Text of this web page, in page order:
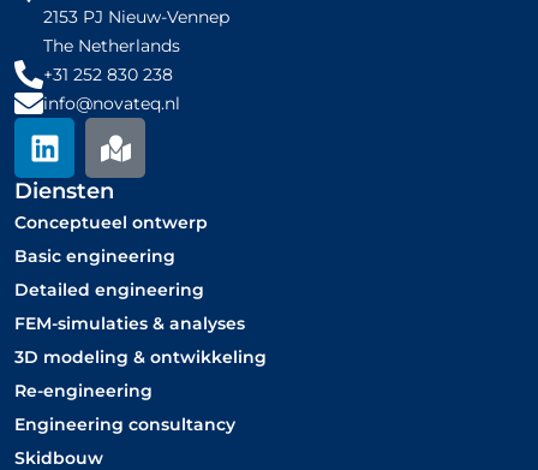
2153 PJ Nieuw-Vennep
The Netherlands
+31 252 830 238
info@novateq.nl
L
i
n
k
e
d
i
n
M
a
-
m
a
r
k
e
d
Diensten
Conceptueel ontwerp​
Basic engineering
Detailed engineering
FEM-simulaties & analyses
3D modeling & ontwikkeling
Re-engineering
Engineering consultancy
Skidbouw